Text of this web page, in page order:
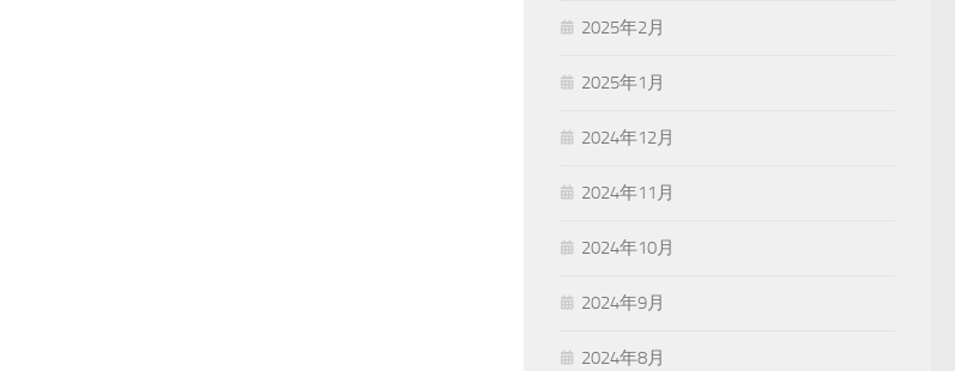
2025年2月
2025年1月
2024年12月
2024年11月
2024年10月
2024年9月
2024年8月